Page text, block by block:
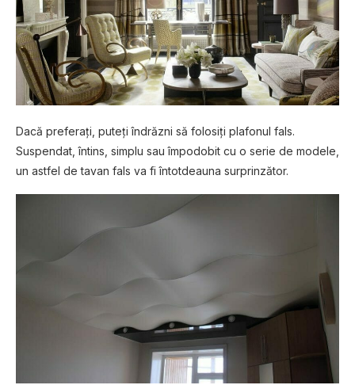
Dacă preferați, puteți îndrăzni să folosiți plafonul fals.
Suspendat, întins, simplu sau împodobit cu o serie de modele,
un astfel de tavan fals va fi întotdeauna surprinzător.